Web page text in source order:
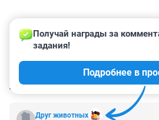
КОММЕНТАРИИ 107
Друг животных
Получай награды за
задания!
Подробнее в